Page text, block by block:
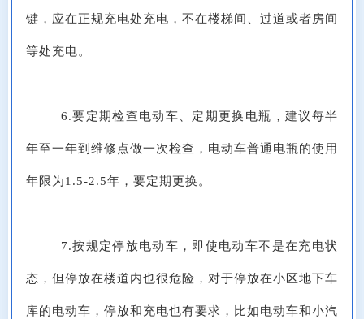
键，应在正规充电处充电，不在楼梯间、过道或者房间
等处充电。
6.要定期检查电动车、定期更换电瓶，建议每半
年至一年到维修点做一次检查，电动车普通电瓶的使用
年限为1.5-2.5年，要定期更换。
7.按规定停放电动车，即使电动车不是在充电状
态，但停放在楼道内也很危险，对于停放在小区地下车
库的电动车，停放和充电也有要求，比如电动车和小汽